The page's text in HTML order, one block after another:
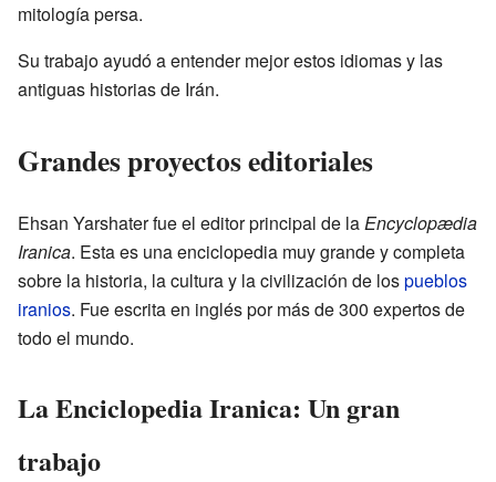
mitología persa.
Su trabajo ayudó a entender mejor estos idiomas y las
antiguas historias de Irán.
Grandes proyectos editoriales
Ehsan Yarshater fue el editor principal de laEncyclopædia
Iranica. Esta es una enciclopedia muy grande y completa
sobre la historia, la cultura y la civilización de lospueblos
iranios. Fue escrita en inglés por más de 300 expertos de
todo el mundo.
La Enciclopedia Iranica: Un gran
trabajo